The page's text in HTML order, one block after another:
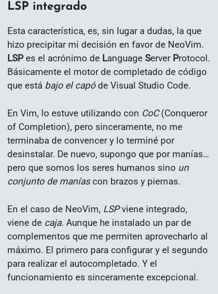
LSP integrado
Esta característica, es, sin lugar a dudas, la que
hizo precipitar mi decisión en favor de NeoVim.
LSP es el acrónimo de Language Server Protocol.
Básicamente el motor de completado de código
que está bajo el capóde Visual Studio Code.
En Vim, lo estuve utilizando con CoC(Conqueror
of Completion), pero sinceramente, no me
terminaba de convencer y lo terminé por
desinstalar. De nuevo, supongo que por manías…
pero que somos los seres humanos sino un
conjunto de maníascon brazos y piernas.
En el caso de NeoVim, LSPviene integrado,
viene de caja. Aunque he instalado un par de
complementos que me permiten aprovecharlo al
máximo. El primero para configurar y el segundo
para realizar el autocompletado. Y el
funcionamiento es sinceramente excepcional.